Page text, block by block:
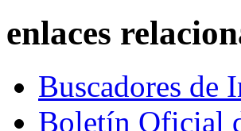
enlaces
Buscadores de
Boletín Oficial